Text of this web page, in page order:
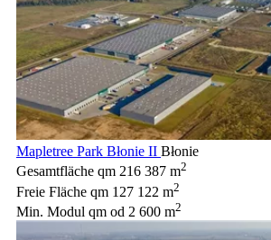
Mapletree Park Błonie II Błonie
Gesamtfläche qm 216 387 m2
Freie Fläche qm 127 122 m2
Min. Modul qm od 2 600 m2